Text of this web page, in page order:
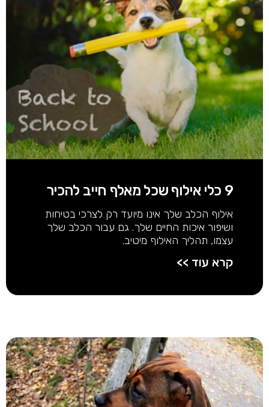
9 כלי אילוף שכל מאלף חייב להכיר
אילוף הכלב שלך אינו מיועד רק לצרכי בטיחות
ושיפור איכות החיים שלך. גם עבור הכלב שלך
עצמו, תהליך האילוף מיטיב.
קרא עוד >>